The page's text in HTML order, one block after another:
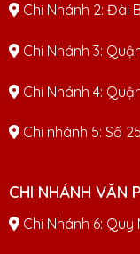
Chi Nhánh 2: Đài
Chi Nhánh 3:
Chi Nhánh 4:
Chi nhánh 5: Số
CHI NHÁNH VĂN
Chi Nhánh 6: Quy